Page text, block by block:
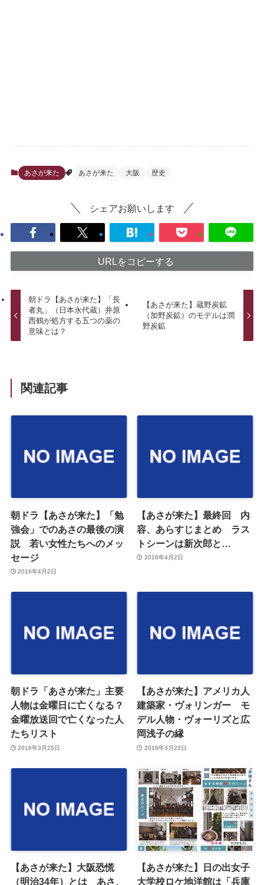
あさが来た あさが来た 大阪 歴史
シェアお願いします
URLをコピーする
朝ドラ【あさが来た】「長
者丸」（日本永代蔵）井原
西鶴が処方する五つの薬の
意味とは？
【あさが来た】蔵野炭鉱
（加野炭鉱）のモデルは潤
野炭鉱
関連記事
朝ドラ【あさが来た】「勉
強会」でのあさの最後の演
説 若い女性たちへのメッ
セージ
2016年4月2日
【あさが来た】最終回 内
容、あらすじまとめ ラス
トシーンは新次郎と…
2016年4月2日
朝ドラ「あさが来た」主要
人物は金曜日に亡くなる？
金曜放送回で亡くなった人
たちリスト
2016年3月25日
【あさが来た】アメリカ人
建築家・ヴォリンガー モ
デル人物・ヴォーリズと広
岡浅子の縁
2016年3月23日
【あさが来た】大阪恐慌
（明治34年）とは あさ、
【あさが来た】日の出女子
大学校ロケ地洋館は「兵庫